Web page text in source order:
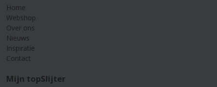
Home
Webshop
Over ons
Nieuws
Inspiratie
Contact
Mijn topSlijter